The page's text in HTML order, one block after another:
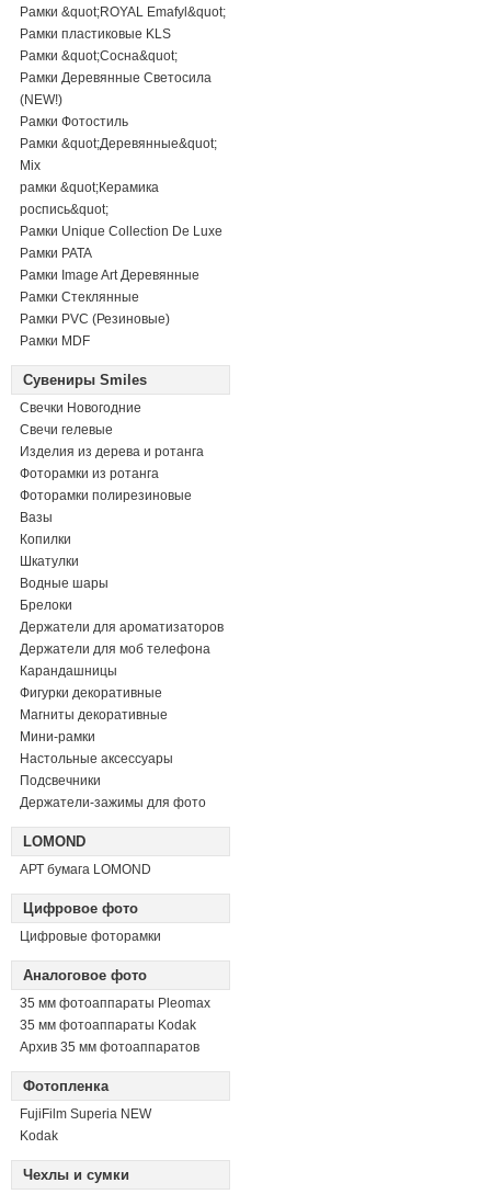
Рамки &quot;ROYAL Emafyl&quot;
Рамки пластиковые KLS
Рамки &quot;Сосна&quot;
Рамки Деревянные Светосила
(NEW!)
Рамки Фотостиль
Рамки &quot;Деревянные&quot;
Mix
рамки &quot;Керамика
роспись&quot;
Рамки Unique Collection De Luxe
Рамки PATA
Рамки Image Art Деревянные
Рамки Стеклянные
Рамки PVC (Резиновые)
Рамки MDF
Сувениры Smiles
Свечки Новогодние
Свечи гелевые
Изделия из дерева и ротанга
Фоторамки из ротанга
Фоторамки полирезиновые
Вазы
Копилки
Шкатулки
Водные шары
Брелоки
Держатели для ароматизаторов
Держатели для моб телефона
Карандашницы
Фигурки декоративные
Магниты декоративные
Мини-рамки
Настольные аксессуары
Подсвечники
Держатели-зажимы для фото
LOMOND
АРТ бумага LOMOND
Цифровое фото
Цифровые фоторамки
Аналоговое фото
35 мм фотоаппараты Pleomax
35 мм фотоаппараты Kodak
Архив 35 мм фотоаппаратов
Фотопленка
FujiFilm Superia NEW
Kodak
Чехлы и сумки